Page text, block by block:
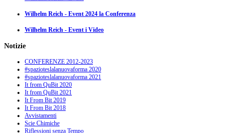
Wilhelm Reich - Event 2024 la Conferenza
Wilhelm Reich - Event i Video
Notizie
CONFERENZE 2012-2023
#spazioteslalanuovaforma 2020
#spazioteslalanuovaforma 2021
It from QuBit 2020
It from QuBit 2021
It From Bit 2019
It From Bit 2018
Avvistamenti
Scie Chimiche
Riflessioni senza Tempo